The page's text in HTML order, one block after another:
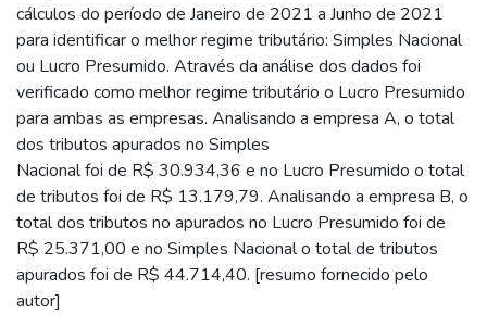
cálculos do período de Janeiro de 2021 a Junho de 2021
para identificar o melhor regime tributário: Simples Nacional
ou Lucro Presumido. Através da análise dos dados foi
verificado como melhor regime tributário o Lucro Presumido
para ambas as empresas. Analisando a empresa A, o total
dos tributos apurados no Simples
Nacional foi de R$ 30.934,36 e no Lucro Presumido o total
de tributos foi de R$ 13.179,79. Analisando a empresa B, o
total dos tributos no apurados no Lucro Presumido foi de
R$ 25.371,00 e no Simples Nacional o total de tributos
apurados foi de R$ 44.714,40. [resumo fornecido pelo
autor]